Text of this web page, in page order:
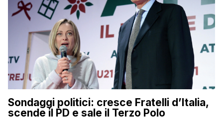
Sondaggi politici: cresce Fratelli d’Italia,
scende il PD e sale il Terzo Polo